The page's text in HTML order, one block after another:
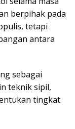
berpihak pada
tetapi
antara
sebagai
teknik sipil,
tingkat